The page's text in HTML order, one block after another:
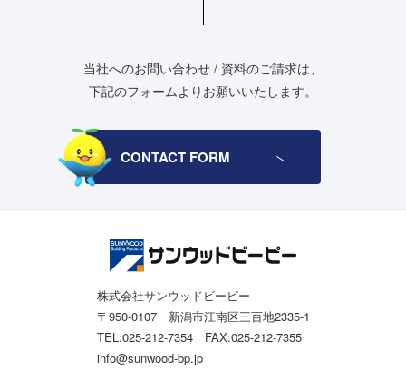
当社へのお問い合わせ / 資料のご請求は、
下記のフォームよりお願いいたします。
CONTACT FORM
株式会社サンウッドビーピー
〒950-0107 新潟市江南区三百地2335-1
TEL:025-212-7354 FAX:025-212-7355
info@sunwood-bp.jp